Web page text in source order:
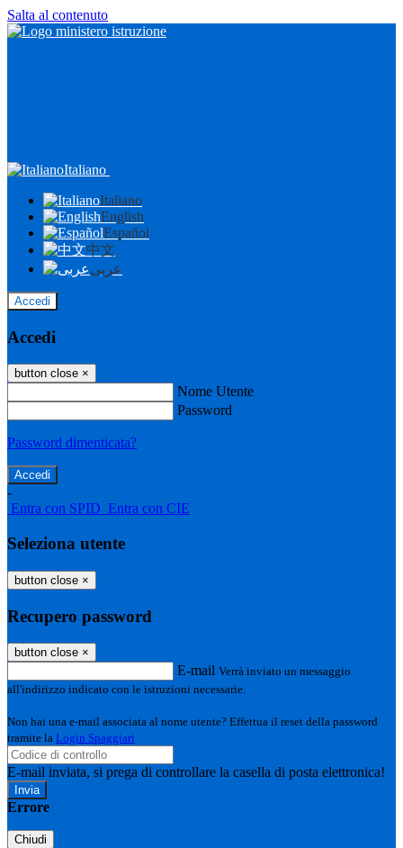
Salta al contenuto
Italiano
Italiano
English
Español
中文
عربى
Accedi
Accedi
button close ×
Nome Utente
Password
Password dimenticata?
-
Entra con SPID Entra con CIE
Seleziona utente
button close ×
Recupero password
button close ×
E-mail Verrà inviato un messaggio
all'indirizzo indicato con le istruzioni necessarie.
Non hai una e-mail associata al nome utente? Effettua il reset della password
tramite la Login Spaggiari
E-mail inviata, si prega di controllare la casella di posta elettronica!
Errore
Chiudi